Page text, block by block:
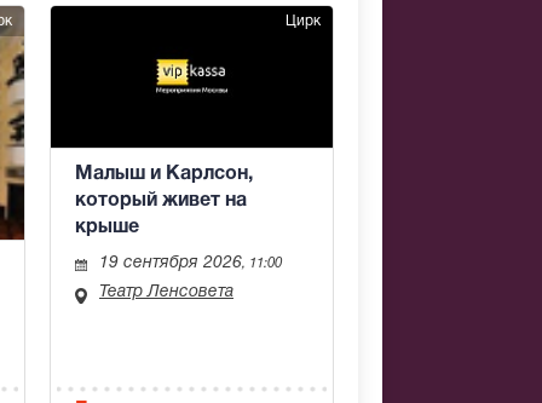
Цирк
Малыш и Карлсон,
который живет на
крыше
19 сентября 2026, 11:00
Театр Ленсовета